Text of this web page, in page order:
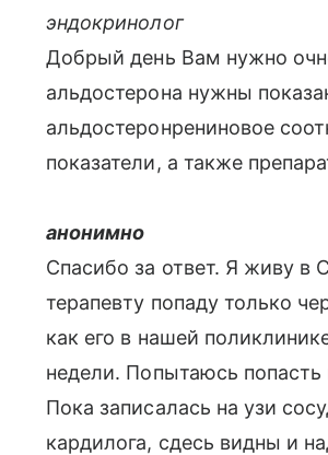
эндокринолог
Добрый день Вам нужно
альдостерона нужны
альдостеронрениновое
показатели, а также
анонимно
Спасибо за ответ. Я живу в
терапевту попаду только
как его в нашей
недели. Попытаюсь попасть
Пока записалась на узи
кардилога, сдесь видны и